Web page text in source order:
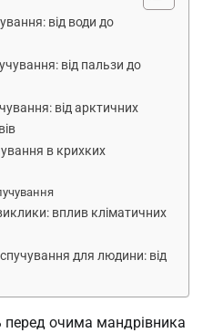
від води до
від пальзи до
від арктичних
в крихких
вплив кліматичних
для людини: від
перед очима мандрівника